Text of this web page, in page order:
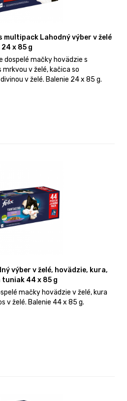
multipack Lahodný výber v želé
24 x 85 g
dospelé mačky hovädzie s
mrkvou v želé, kačica so
v želé. Balenie 24 x 85 g.
výber v želé, hovädzie, kura,
tuniak 44 x 85 g
mačky hovädzie v želé, kura
v želé. Balenie 44 x 85 g.